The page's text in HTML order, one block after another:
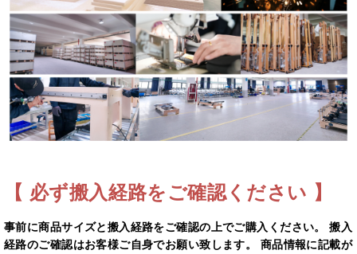
【 必ず搬入経路をご確認ください 】
事前に商品サイズと搬⼊経路をご確認の上でご購入ください。 搬入
経路のご確認はお客様ご自身でお願い致します。 商品情報に記載が